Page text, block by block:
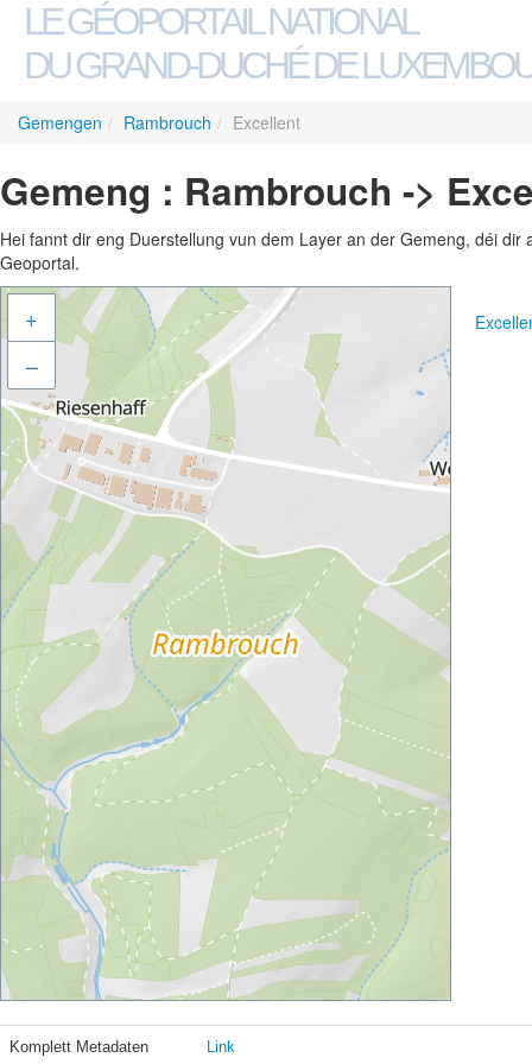
LE GÉOPORTAIL NATIONAL
DU GRAND-DUCHÉ DE
Gemengen / Rambrouch / Excellent
Gemeng : Rambrouch ->
Hei fannt dir eng Duerstellung vun dem Layer an der Gemeng, déi
Geoportal.
+
–
Komplett Metadaten Link